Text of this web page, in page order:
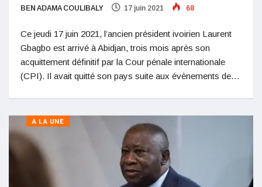
BEN ADAMA COULIBALY 17 juin 2021 68
Ce jeudi 17 juin 2021, l’ancien président ivoirien Laurent
Gbagbo est arrivé à Abidjan, trois mois après son
acquittement définitif par la Cour pénale internationale
(CPI). Il avait quitté son pays suite aux évènements de…
A LA UNE